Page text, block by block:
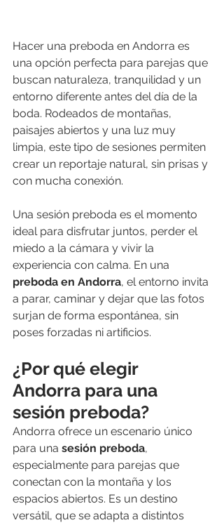
Hacer una preboda en Andorra es
una opción perfecta para parejas que
buscan naturaleza, tranquilidad y un
entorno diferente antes del día de la
boda. Rodeados de montañas,
paisajes abiertos y una luz muy
limpia, este tipo de sesiones permiten
crear un reportaje natural, sin prisas y
con mucha conexión.
Una sesión preboda es el momento
ideal para disfrutar juntos, perder el
miedo a la cámara y vivir la
experiencia con calma. En una
preboda en Andorra, el entorno invita
a parar, caminar y dejar que las fotos
surjan de forma espontánea, sin
poses forzadas ni artificios.
¿Por qué elegir
Andorra para una
sesión preboda?
Andorra ofrece un escenario único
para una sesión preboda,
especialmente para parejas que
conectan con la montaña y los
espacios abiertos. Es un destino
versátil, que se adapta a distintos